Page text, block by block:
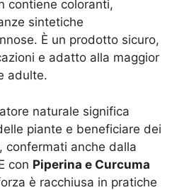
contiene coloranti,
sintetiche
È un prodotto sicuro,
e adatto alla maggior
adulte.
naturale significa
piante e beneficiare dei
confermati anche dalla
con Piperina e Curcuma
è racchiusa in pratiche